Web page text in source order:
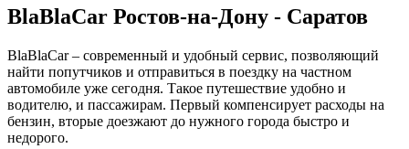
BlaBlaCar Ростов-на-Дону - Саратов
BlaBlaCar – современный и удобный сервис, позволяющий
найти попутчиков и отправиться в поездку на частном
автомобиле уже сегодня. Такое путешествие удобно и
водителю, и пассажирам. Первый компенсирует расходы на
бензин, вторые доезжают до нужного города быстро и
недорого.